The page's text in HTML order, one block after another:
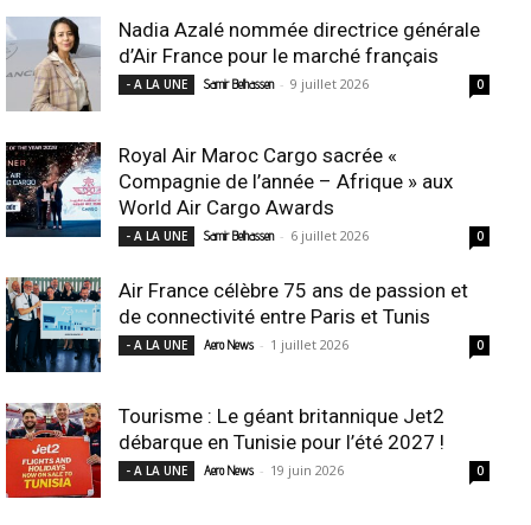
Nadia Azalé nommée directrice générale
d’Air France pour le marché français
- A LA UNE Samir Belhassen - 9 juillet 2026 0
Royal Air Maroc Cargo sacrée «
Compagnie de l’année – Afrique » aux
World Air Cargo Awards
- A LA UNE Samir Belhassen - 6 juillet 2026 0
Air France célèbre 75 ans de passion et
de connectivité entre Paris et Tunis
- A LA UNE Aero News - 1 juillet 2026 0
Tourisme : Le géant britannique Jet2
débarque en Tunisie pour l’été 2027 !
- A LA UNE Aero News - 19 juin 2026 0